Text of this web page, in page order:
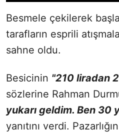
Besmele çekilerek
tarafların esprili
sahne oldu.
Besicinin "210 liradan
sözlerine Rahman
yukarı geldim. Ben 30
yanıtını verdi.